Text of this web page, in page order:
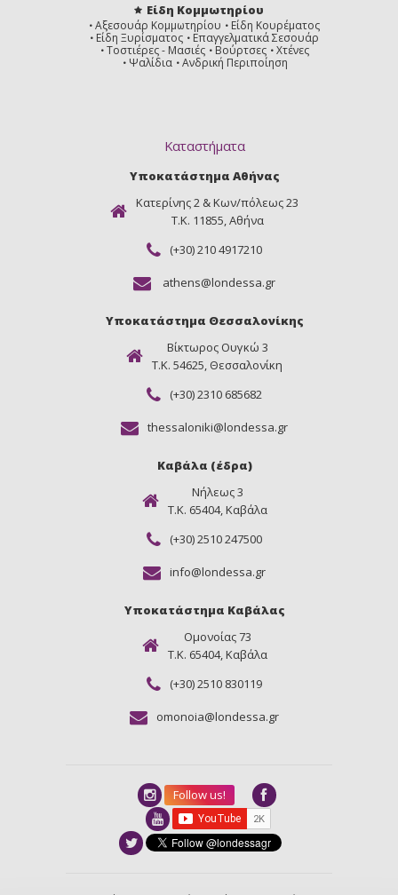
Είδη Κομμωτηρίου
Αξεσουάρ Κομμωτηρίου
Είδη Κουρέματος
Είδη Ξυρίσματος
Επαγγελματικά Σεσουάρ
Τοστιέρες - Μασιές
Βούρτσες
Χτένες
Ψαλίδια
Ανδρική Περιποίηση
Καταστήματα
Υποκατάστημα Αθήνας
Κατερίνης 2 & Κων/πόλεως 23
Τ.Κ. 11855, Αθήνα
(+30) 210 4917210
athens@londessa.gr
Υποκατάστημα Θεσσαλονίκης
Βίκτωρος Ουγκώ 3
Τ.Κ. 54625, Θεσσαλονίκη
(+30) 2310 685682
thessaloniki@londessa.gr
Καβάλα (έδρα)
Νήλεως 3
Τ.Κ. 65404, Καβάλα
(+30) 2510 247500
info@londessa.gr
Υποκατάστημα Καβάλας
Ομονοίας 73
Τ.Κ. 65404, Καβάλα
(+30) 2510 830119
omonoia@londessa.gr
Follow us!